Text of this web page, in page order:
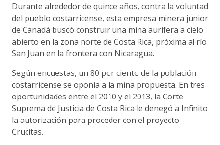
Durante alrededor de quince años, contra la voluntad
del pueblo costarricense, esta empresa minera junior
de Canadá buscó construir una mina aurífera a cielo
abierto en la zona norte de Costa Rica, próxima al río
San Juan en la frontera con Nicaragua.
Según encuestas, un 80 por ciento de la población
costarricense se oponía a la mina propuesta. En tres
oportunidades entre el 2010 y el 2013, la Corte
Suprema de Justicia de Costa Rica le denegó a Infinito
la autorización para proceder con el proyecto
Crucitas.